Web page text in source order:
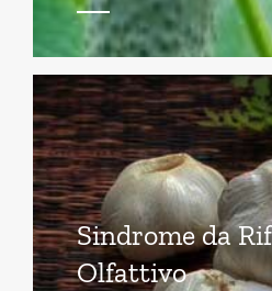
Sindrome da
Olfattivo